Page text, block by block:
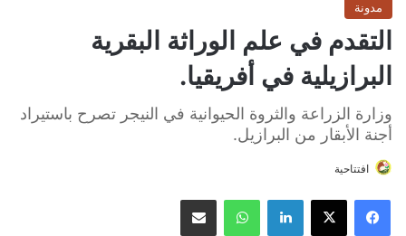
مدونة
التقدم في علم الوراثة البقرية
البرازيلية في أفريقيا.
وزارة الزراعة والثروة الحيوانية في النيجر تصرح باستيراد
أجنة الأبقار من البرازيل.
افتتاحية
فيسبوك ‫X لينكدإن واتساب مشاركة عبر البريد